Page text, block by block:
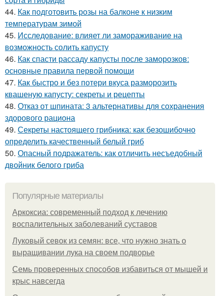
44. Как подготовить розы на балконе к низким
температурам зимой
45. Исследование: влияет ли замораживание на
возможность солить капусту
46. Как спасти рассаду капусты после заморозков:
основные правила первой помощи
47. Как быстро и без потери вкуса разморозить
квашеную капусту: секреты и рецепты
48. Отказ от шпината: 3 альтернативы для сохранения
здорового рациона
49. Секреты настоящего грибника: как безошибочно
определить качественный белый гриб
50. Опасный подражатель: как отличить несъедобный
двойник белого гриба
Популярные материалы
Аркоксиа: современный подход к лечению
воспалительных заболеваний суставов
Луковый севок из семян: все, что нужно знать о
выращивании лука на своем подворье
Семь проверенных способов избавиться от мышей и
крыс навсегда